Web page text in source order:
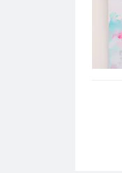
サン
CiaF/
ボマ
ギャ
アー
由布